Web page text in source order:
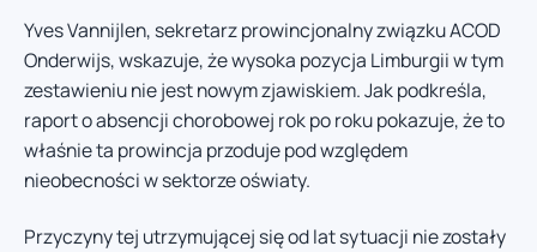
Yves Vannijlen, sekretarz prowincjonalny związku ACOD
Onderwijs, wskazuje, że wysoka pozycja Limburgii w tym
zestawieniu nie jest nowym zjawiskiem. Jak podkreśla,
raport o absencji chorobowej rok po roku pokazuje, że to
właśnie ta prowincja przoduje pod względem
nieobecności w sektorze oświaty.
Przyczyny tej utrzymującej się od lat sytuacji nie zostały